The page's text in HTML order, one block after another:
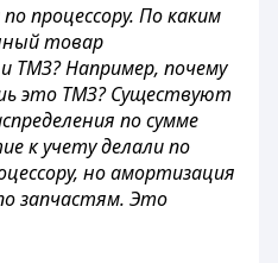
процессору. По каким
товар
ТМЗ? Например, почему
это ТМЗ? Существуют
по сумме
к учету делали по
но амортизация
запчастям. Это